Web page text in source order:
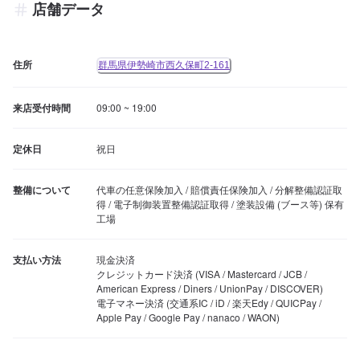
店舗データ
住所 群馬県伊勢崎市西久保町2-161
来店受付時間 09:00 ~ 19:00
定休日 祝日
整備について
代車の任意保険加入 / 賠償責任保険加入 / 分解整備認証取
得 / 電子制御装置整備認証取得 / 塗装設備 (ブース等) 保有
工場
支払い方法
現金決済
クレジットカード決済 (VISA / Mastercard / JCB /
American Express / Diners / UnionPay / DISCOVER)
電子マネー決済 (交通系IC / iD / 楽天Edy / QUICPay /
Apple Pay / Google Pay / nanaco / WAON)